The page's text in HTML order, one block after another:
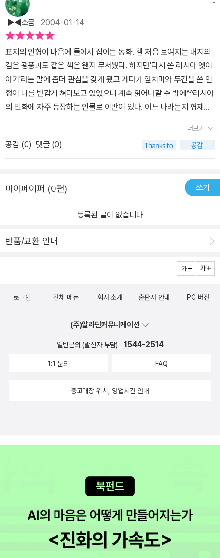
▶◀소굼 2004-01-14
표지의 인형이 마음에 들어서 집어든 동화. 젤 처음 보여지는 내지의
검은 광풍과도 같은 색은 왠지 무서웠다. 하지만'다시 쓴 러시아 옛이
야기'라는 말에 좀더 관심을 갖게 됐고 게다가 앞치마와 두건을 쓴 인
형이 나를 반갑게 쳐다보고 있었으니 계속 읽어나갈 수 밖에^^러시아
의 민화에 자주 등장하는 인물로 이반이 있다. 어느 나라든지 형제는
이반도 항상 막내이면서 착하고 형들의 괴롭힘에서도 끝내 이겨내고
좋은 일이 생긴다.이 동화도 비슷하다. 두 명의 못된 아이들 때문에 마
녀를 만나야 하는 아이...마녀가 시킨 일을 인형의 도움으로 모두 끝내
그런건지 번역을 그렇게 한건지 세 아이를 '너무 착한 아이, 못된 아
라놓았으니 말이다. 당연히 '너무 착한 아이'가 잘될거라는 걸 말해주
었다. 표지에 웃고 있는 아이를 보고 있노라면...그리고 그 아이를 안
마녀조차 무섭고도 멋지게 나온다. 그의 집도 마음에 들었고. 이 동화
더보기
공감 (0) 댓글 (0)
마이페이퍼 (0편) 쓰기
등록된 글이 없습니다
반품/교환 안내
로그인 전체 메뉴 회사 소개 출판사 안내 PC 버전
(주)알라딘커뮤니케이션
일반문의 (발신자 부담) 1544-2514
1:1 문의 FAQ
중고매장 위치, 영업시간 안내